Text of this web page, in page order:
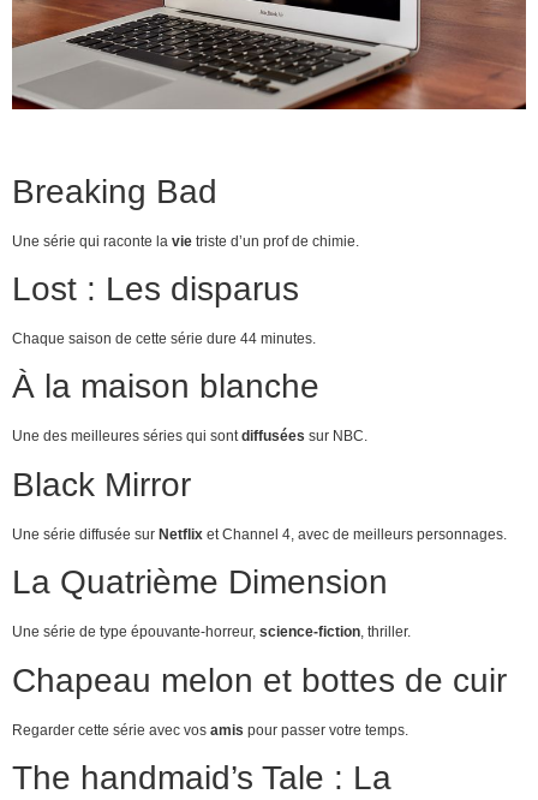
Breaking Bad
Une série qui raconte la vie triste d’un prof de chimie.
Lost : Les disparus
Chaque saison de cette série dure 44 minutes.
À la maison blanche
Une des meilleures séries qui sontdiffusées sur NBC.
Black Mirror
Une série diffusée sur Netflix et Channel 4, avec de meilleurs personnages.
La Quatrième Dimension
Une série de type épouvante-horreur, science-fiction, thriller.
Chapeau melon et bottes de cuir
Regarder cette série avec vos amis pour passer votre temps.
The handmaid’s Tale : La